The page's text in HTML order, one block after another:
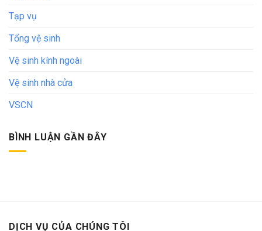
Tạp vụ
Tổng vệ sinh
Vệ sinh kính ngoài
Vệ sinh nhà cửa
VSCN
BÌNH LUẬN GẦN ĐÂY
DỊCH VỤ CỦA CHÚNG TÔI